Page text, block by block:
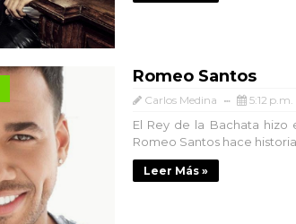
Romeo Santos
Carlos Medina 5:12 p.m.
El Rey de la Bachata hizo
Romeo Santos hace
Leer Más »